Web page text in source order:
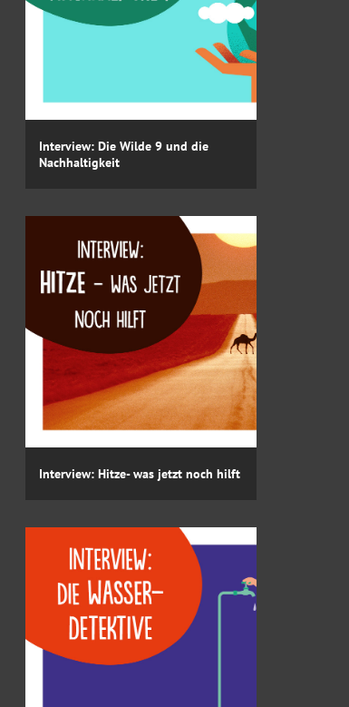
Interview: Die Wilde 9 und die
Nachhaltigkeit
Interview: Hitze- was jetzt noch hilft